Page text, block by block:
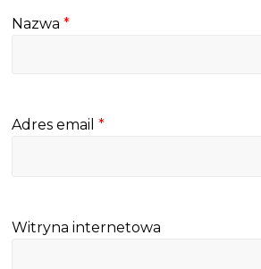
Nazwa*
Adres email*
Witryna internetowa